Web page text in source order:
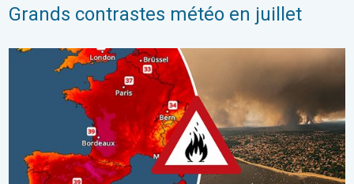
Grands contrastes météo en juillet
Le sud-ouest de la France brûle vivement. Milliers de sinistrés.